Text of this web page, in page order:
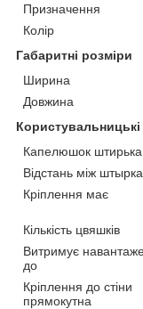
Призначення
Колір
Габаритні розміри
Ширина
Довжина
Капелюшок штирька
Відстань між
Кріплення має
Кількість цвяшків
Витримує
до
Кріплення до стіни
прямокутна